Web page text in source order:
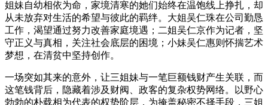
姐妹自幼相依为命，家境清寒的她们始终在温饱线上挣扎，却
从未放弃对生活的希望与彼此的羁绊。大姐吴仁珠在公司勤恳
工作，渴望通过努力改善家庭境遇；二姐吴仁京作为记者，坚
守正义与真相，关注社会底层的困境；小妹吴仁惠则怀揣艺术
梦想，在清贫中坚持创作。
一场突如其来的意外，让三姐妹与一笔巨额钱财产生关联，而
这笔钱背后，隐藏着涉及财阀、政客的复杂权势网络。以野心
勃勃的朴载相为代表的权势阶层，为掩盖秘密不择手段，三姐